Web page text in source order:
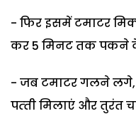
- फिर इसमें टमाटर
कर 5 मिनट तक पकने
- जब टमाटर गलने लगे,
पत्‍ती मिलाएं और तुरंत